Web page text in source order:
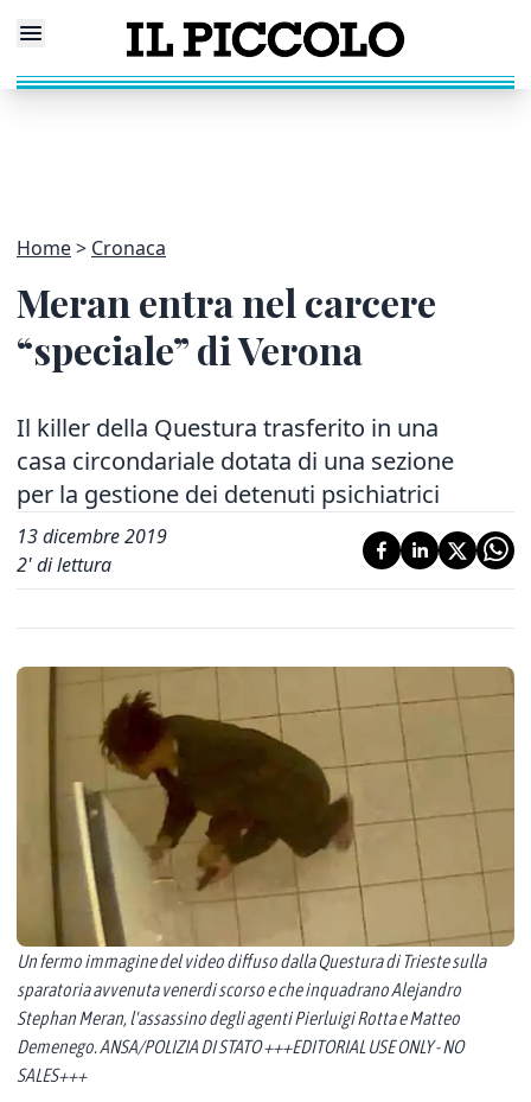
Home Cronaca
Meran entra nel carcere
“speciale” di Verona
Il killer della Questura trasferito in una
casa circondariale dotata di una sezione
per la gestione dei detenuti psichiatrici
13 dicembre 2019
2' di lettura
Un fermo immagine del video diffuso dalla Questura di Trieste sulla
sparatoria avvenuta venerdi scorso e che inquadrano Alejandro
Stephan Meran, l'assassino degli agenti Pierluigi Rotta e Matteo
Demenego. ANSA/POLIZIA DI STATO +++EDITORIAL USE ONLY - NO
SALES+++